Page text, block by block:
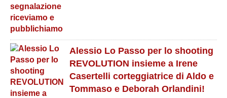
Alessio Lo Passo per lo shooting
REVOLUTION insieme a Irene
Casertelli corteggiatrice di Aldo e
Tommaso e Deborah Orlandini!